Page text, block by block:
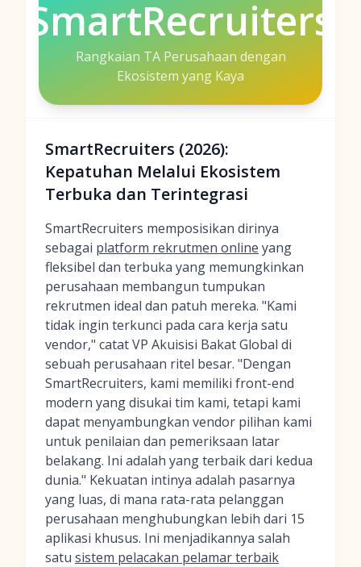
SmartRecruiters
Rangkaian TA Perusahaan dengan
Ekosistem yang Kaya
SmartRecruiters (2026):
Kepatuhan Melalui Ekosistem
Terbuka dan Terintegrasi
SmartRecruiters memposisikan dirinya
sebagai platform rekrutmen online yang
fleksibel dan terbuka yang memungkinkan
perusahaan membangun tumpukan
rekrutmen ideal dan patuh mereka. "Kami
tidak ingin terkunci pada cara kerja satu
vendor," catat VP Akuisisi Bakat Global di
sebuah perusahaan ritel besar. "Dengan
SmartRecruiters, kami memiliki front-end
modern yang disukai tim kami, tetapi kami
dapat menyambungkan vendor pilihan kami
untuk penilaian dan pemeriksaan latar
belakang. Ini adalah yang terbaik dari kedua
dunia." Kekuatan intinya adalah pasarnya
yang luas, di mana rata-rata pelanggan
perusahaan menghubungkan lebih dari 15
aplikasi khusus. Ini menjadikannya salah
satu sistem pelacakan pelamar terbaik